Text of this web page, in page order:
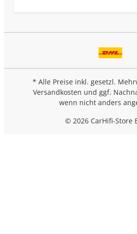
* Alle Preise inkl. gesetzl.
Versandkosten und ggf.
wenn nicht anders
© 2026 CarHifi-Store